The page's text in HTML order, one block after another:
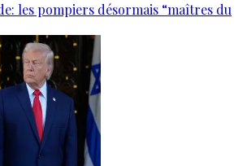
les pompiers désormais “maîtres du